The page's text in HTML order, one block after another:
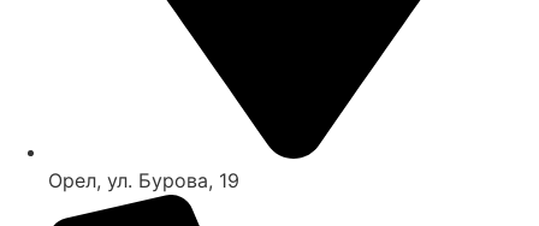
Орел, ул. Бурова, 19